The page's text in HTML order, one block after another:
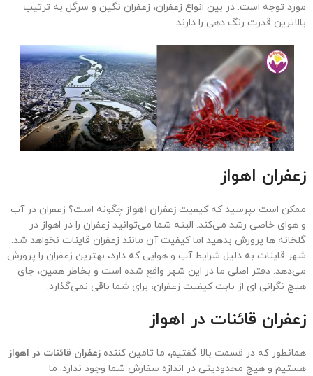
مورد توجه است. در بین انواع زعفران، زعفران نگین و سرگل به ترتیب
بالاترین قدرت رنگ دهی را دارند.
زعفران اهواز
ممکن است بپرسید که کیفیت زعفران اهواز چگونه است؟ زعفران در آب
و هوای خاصی رشد می‌کند. البته شما می‌توانید زعفران را در اهواز در
گلخانه ها پرورش بدهید اما کیفیت آن مانند زعفران قاینات نخواهد شد.
شهر قاینات به دلیل شرایط آب و هوایی که دارد، بهترین زعفران را پرورش
می‌دهد. دفتر اصلی ما در این شهر واقع شده است و بخاطر همین، جای
هیچ نگرانی ای از بابت کیفیت زعفران، برای شما باقی نمی‌گذارد.
زعفران قائنات در اهواز
همانطور که در قسمت بالا گفتیم، ما تامین کننده زعفران قائنات در اهواز
هستیم و هیچ محدودیتی در اندازه سفارش شما وجود ندارد. ما